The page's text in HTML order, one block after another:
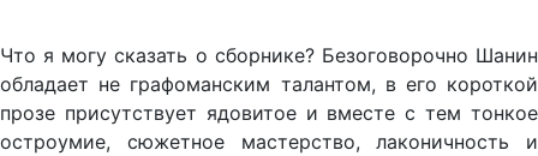
Что я могу сказать о сборнике? Безоговорочно Шанин
обладает не графоманским талантом, в его короткой
прозе присутствует ядовитое и вместе с тем тонкое
остроумие, сюжетное мастерство, лаконичность и